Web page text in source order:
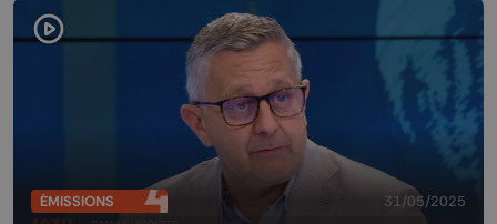
ÉMISSIONS 31/05/2025